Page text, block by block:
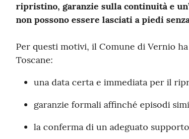
ripristino, garanzie sulla continuità e
non possono essere lasciati a piedi
Per questi motivi, il Comune di Vernio
Toscane:
una data certa e immediata per il
garanzie formali affinché episodi
la conferma di un adeguato